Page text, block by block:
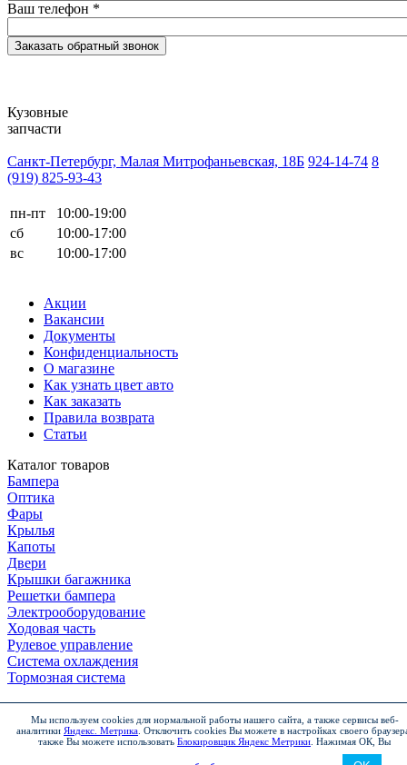
Ваш телефон *
Кузовные
запчасти
Санкт-Петербург, Малая Митрофаньевская, 18Б 924-14-74 8
(919) 825-93-43
пн-пт
10:00-19:00
сб
10:00-17:00
вс
10:00-17:00
Акции
Вакансии
Документы
Конфиденциальность
О магазине
Как узнать цвет авто
Как заказать
Правила возврата
Статьи
Каталог товаров
Бампера
Оптика
Фары
Крылья
Капоты
Двери
Крышки багажника
Решетки бампера
Электрооборудование
Ходовая часть
Рулевое управление
Система охлаждения
Тормозная система
Чтобы заказать товар
Мы используем cookies для нормальной работы нашего сайта, а также сервисы веб-
аналитики Яндекс. Метрика Отключить cookies Вы можете в настройках своего
также Вы можете использовать Блокировщик Яндекс Метрики Нажимая ОК, Вы